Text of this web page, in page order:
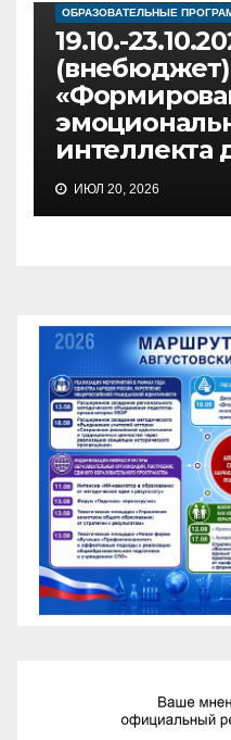
ОБРАЗОВАТЕЛЬНЫЕ
19.10.-
(внебюджет)
интеллекта
ИЮЛ 20, 2026